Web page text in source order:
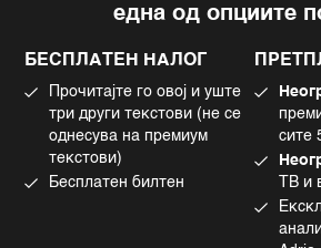
една од опциите
БЕСПЛАТЕН НАЛОГ
Прочитајте го овој и уште
три други текстови (не се
однесува на премиум
текстови)
Бесплатен билтен
сите
ТВ и
Политика на приватност
Политика за колачиња
Употреба на вештачка интелигенција
Twitter
Tiktok
©2022 - 2026 Bloomberg L.P. All Rights
BLOOMBERG logo are registered
Bloomberg Finance L.P. or its subsidiaries,
Bloomberg Adria is a Mtel Swiss